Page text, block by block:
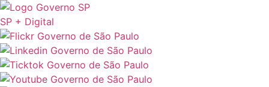
SP + Digital